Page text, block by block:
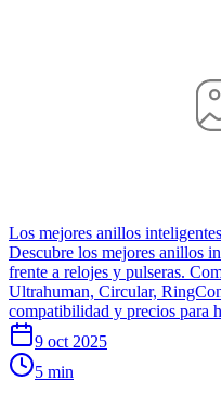
Los mejores anillos
Descubre los mejores anillos
frente a relojes y pulseras.
Ultrahuman, Circular,
compatibilidad y precios para
9 oct 2025
5 min